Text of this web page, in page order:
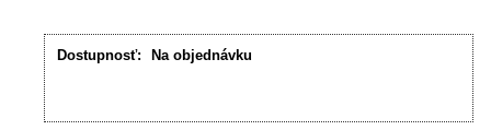
Dostupnosť: Na objednávku